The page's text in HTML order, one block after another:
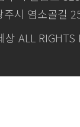
주시 염소골길
ALL RIGHTS